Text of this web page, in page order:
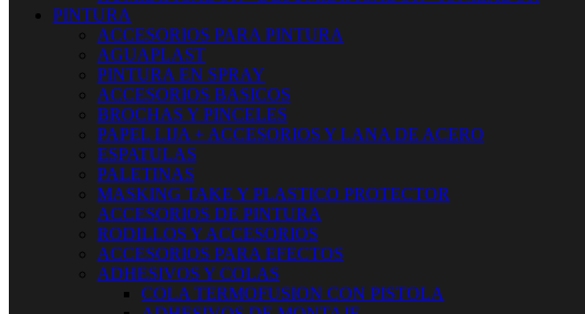
PINTURA
ACCESORIOS PARA PINTURA
AGUAPLAST
PINTURA EN SPRAY
ACCESORIOS BASICOS
BROCHAS Y PINCELES
PAPEL LIJA + ACCESORIOS Y LANA DE ACERO
ESPATULAS
PALETINAS
MASKING TAKE Y PLASTICO PROTECTOR
ACCESORIOS DE PINTURA
RODILLOS Y ACCESORIOS
ACCESORIOS PARA EFECTOS
ADHESIVOS Y COLAS
COLA TERMOFUSION CON PISTOLA